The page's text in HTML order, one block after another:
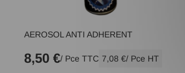
AEROSOL ANTI ADHERENT
8,50 €/ Pce TTC 7,08 €/ Pce HT